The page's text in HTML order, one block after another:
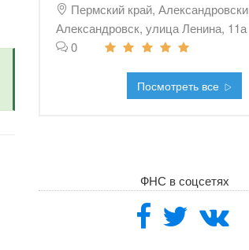
Пермский край,
Александровск, улица Ленина, 11а
0
Посмотреть все
ФНС в соцсетях